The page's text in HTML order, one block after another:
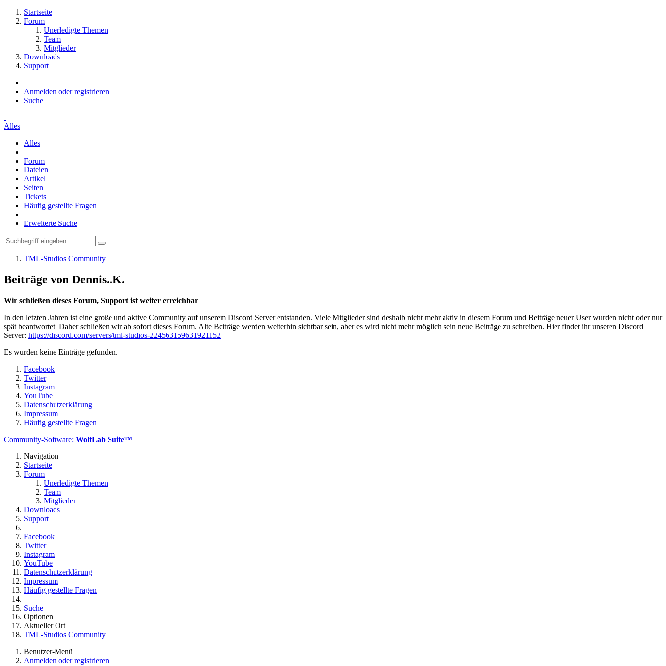
Startseite
Forum
Unerledigte Themen
Team
Mitglieder
Downloads
Support
Anmelden oder registrieren
Suche
Alles
Alles
Forum
Dateien
Artikel
Seiten
Tickets
Häufig gestellte Fragen
Erweiterte Suche
TML-Studios Community
Beiträge von Dennis..K.
Wir schließen dieses Forum, Support ist weiter erreichbar
In den letzten Jahren ist eine große und aktive Community auf unserem Discord Server entstanden. Viele Mitglieder sind deshalb nicht mehr aktiv in diesem Forum und Beiträge neuer User wurden nicht oder nur
spät beantwortet. Daher schließen wir ab sofort dieses Forum. Alte Beiträge werden weiterhin sichtbar sein, aber es wird nicht mehr möglich sein neue Beiträge zu schreiben. Hier findet ihr unseren Discord
Server: https://discord.com/servers/tml-studios-224563159631921152
Es wurden keine Einträge gefunden.
Facebook
Twitter
Instagram
YouTube
Datenschutzerklärung
Impressum
Häufig gestellte Fragen
Community-Software: WoltLab Suite™
Navigation
Startseite
Forum
Unerledigte Themen
Team
Mitglieder
Downloads
Support
Facebook
Twitter
Instagram
YouTube
Datenschutzerklärung
Impressum
Häufig gestellte Fragen
Suche
Optionen
Aktueller Ort
TML-Studios Community
Benutzer-Menü
Anmelden oder registrieren